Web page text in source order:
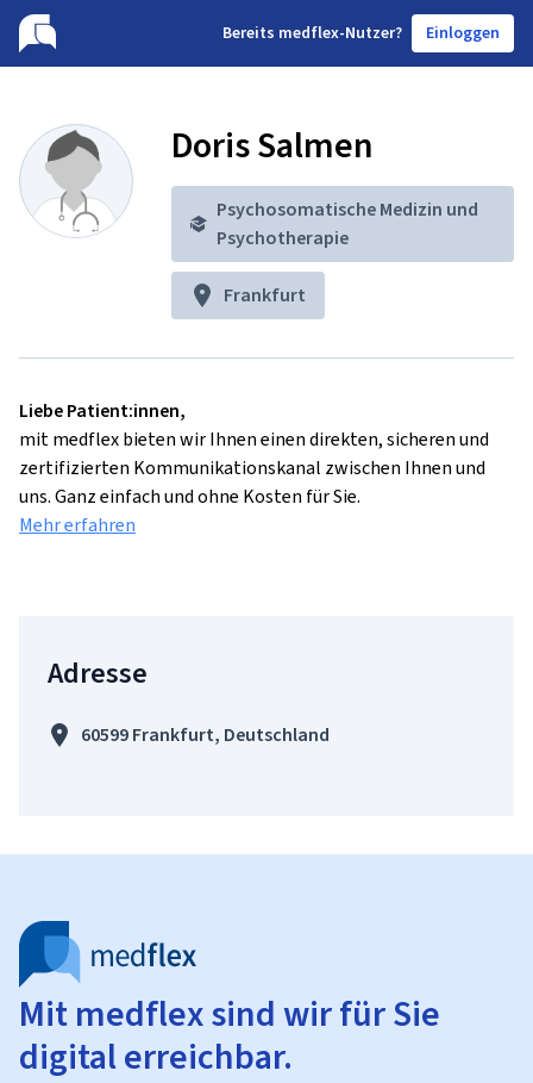
Bereits medflex-Nutzer? Einloggen
Doris Salmen
Psychosomatische Medizin und
Psychotherapie
Frankfurt
Liebe Patient:innen,
mit medflex bieten wir Ihnen einen direkten, sicheren und
zertifizierten Kommunikationskanal zwischen Ihnen und
uns. Ganz einfach und ohne Kosten für Sie.
Mehr erfahren
Adresse
60599 Frankfurt, Deutschland
Mit medflex sind wir für Sie
digital erreichbar.